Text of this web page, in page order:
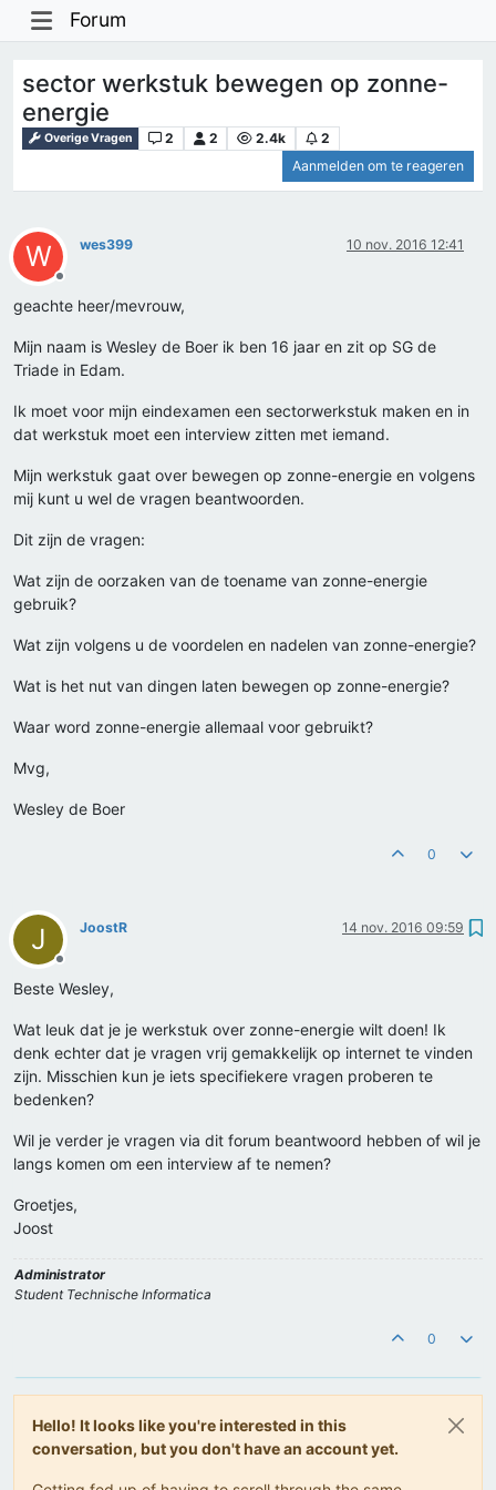
Forum
sector werkstuk bewegen op zonne-
energie
Overige Vragen 2 2 2.4k
2
Aanmelden om te reageren
W
Offline
wes399 10 nov. 2016 12:41
geachte heer/mevrouw,
Mijn naam is Wesley de Boer ik ben 16 jaar en zit op SG de
Triade in Edam.
Ik moet voor mijn eindexamen een sectorwerkstuk maken en in
dat werkstuk moet een interview zitten met iemand.
Mijn werkstuk gaat over bewegen op zonne-energie en volgens
mij kunt u wel de vragen beantwoorden.
Dit zijn de vragen:
Wat zijn de oorzaken van de toename van zonne-energie
gebruik?
Wat zijn volgens u de voordelen en nadelen van zonne-energie?
Wat is het nut van dingen laten bewegen op zonne-energie?
Waar word zonne-energie allemaal voor gebruikt?
Mvg,
Wesley de Boer
0
J
Offline
JoostR 14 nov. 2016 09:59
Beste Wesley,
Wat leuk dat je je werkstuk over zonne-energie wilt doen! Ik
denk echter dat je vragen vrij gemakkelijk op internet te vinden
zijn. Misschien kun je iets specifiekere vragen proberen te
bedenken?
Wil je verder je vragen via dit forum beantwoord hebben of wil je
langs komen om een interview af te nemen?
Groetjes,
Joost
Administrator
Student Technische Informatica
0
Hello! It looks like you're interested in this
conversation, but you don't have an account yet.